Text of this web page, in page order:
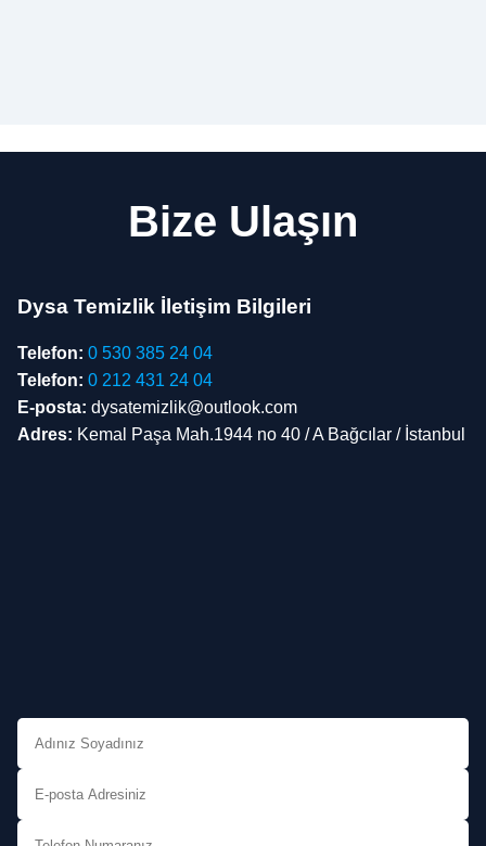
Bize Ulaşın
Dysa Temizlik İletişim Bilgileri
Telefon: 0 530 385 24 04
Telefon: 0 212 431 24 04
E-posta: dysatemizlik@outlook.com
Adres: Kemal Paşa Mah.1944 no 40 / A Bağcılar / İstanbul